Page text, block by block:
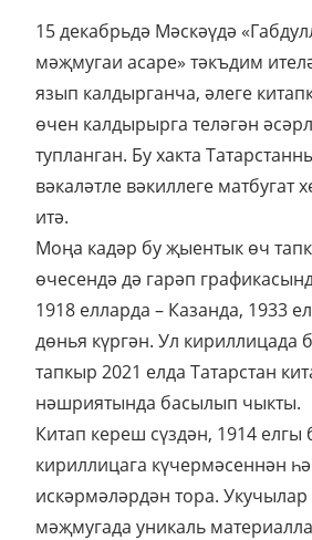
15 декабрьдә Мәскәүдә
мәҗмугаи асаре» тәкъдим
язып калдырганча, әлеге
өчен калдырырга теләгән
тупланган. Бу хакта
вәкаләтле вәкиллеге матбугат
итә.
Моңа кадәр бу җыентык өч
өчесендә дә гарәп
1918 елларда – Казанда, 1933
дөнья күргән. Ул кириллицада
тапкыр 2021 елда Татарстан
нәшриятында басылып чыкты.
Китап кереш сүздән, 1914
кириллицага күчермәсеннән
искәрмәләрдән тора. Укучылар
мәҗмугада уникаль